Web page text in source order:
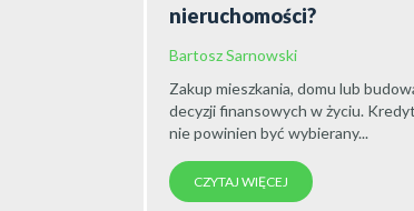
nieruchomości?
Bartosz Sarnowski
Zakup mieszkania, domu lub
decyzji finansowych w życiu.
nie powinien być wybierany...
CZYTAJ WIĘCEJ